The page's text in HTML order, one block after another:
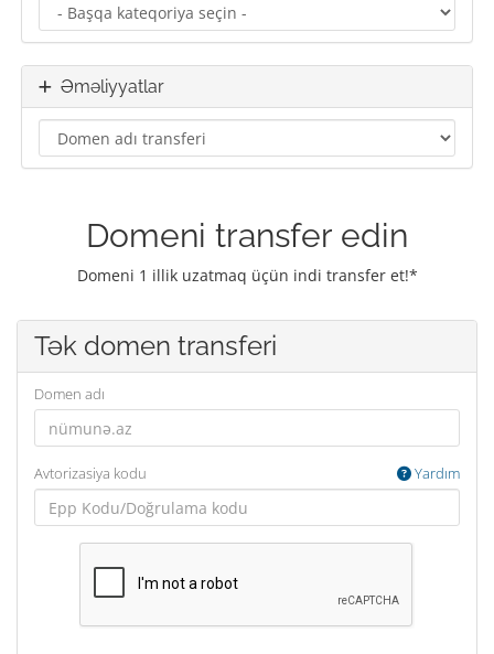
Əməliyyatlar
Domeni transfer edin
Domeni 1 illik uzatmaq üçün indi transfer et!*
Tək domen transferi
Domen adı
Avtorizasiya kodu Yardım